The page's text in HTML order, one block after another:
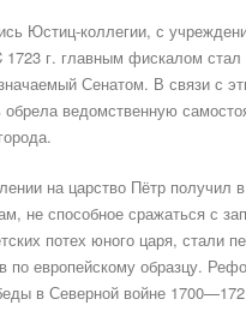
Юстиц-коллегии, с
г. главным фискалом
Сенатом. В связи с
ведомственную
на царство Пётр получил
не способное сражаться с
потех юного царя, стали
по европейскому образцу.
в Северной войне